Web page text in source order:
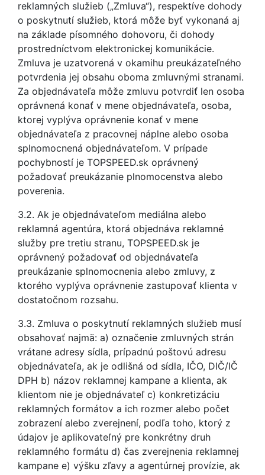
reklamných služieb („Zmluva“), respektíve dohody
o poskytnutí služieb, ktorá môže byť vykonaná aj
na základe písomného dohovoru, či dohody
prostredníctvom elektronickej komunikácie.
Zmluva je uzatvorená v okamihu preukázateľného
potvrdenia jej obsahu oboma zmluvnými stranami.
Za objednávateľa môže zmluvu potvrdiť len osoba
oprávnená konať v mene objednávateľa, osoba,
ktorej vyplýva oprávnenie konať v mene
objednávateľa z pracovnej náplne alebo osoba
splnomocnená objednávateľom. V prípade
pochybností je TOPSPEED.sk oprávnený
požadovať preukázanie plnomocenstva alebo
poverenia.
3.2. Ak je objednávateľom mediálna alebo
reklamná agentúra, ktorá objednáva reklamné
služby pre tretiu stranu, TOPSPEED.sk je
oprávnený požadovať od objednávateľa
preukázanie splnomocnenia alebo zmluvy, z
ktorého vyplýva oprávnenie zastupovať klienta v
dostatočnom rozsahu.
3.3. Zmluva o poskytnutí reklamných služieb musí
obsahovať najmä: a) označenie zmluvných strán
vrátane adresy sídla, prípadnú poštovú adresu
objednávateľa, ak je odlišná od sídla, IČO, DIČ/IČ
DPH b) názov reklamnej kampane a klienta, ak
klientom nie je objednávateľ c) konkretizáciu
reklamných formátov a ich rozmer alebo počet
zobrazení alebo zverejnení, podľa toho, ktorý z
údajov je aplikovateľný pre konkrétny druh
reklamného formátu d) čas zverejnenia reklamnej
kampane e) výšku zľavy a agentúrnej provízie, ak